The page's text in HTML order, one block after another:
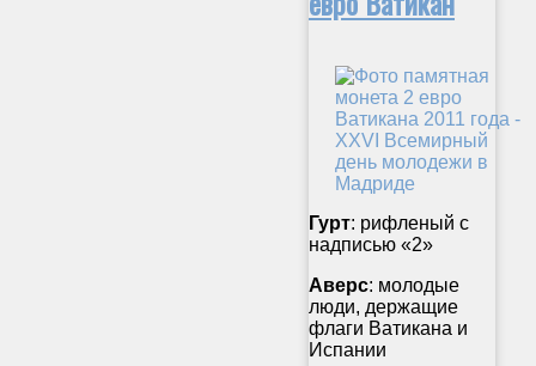
Гурт: рифленый с
надписью «2»
Аверс: молодые
люди, держащие
флаги Ватикана и
Испании